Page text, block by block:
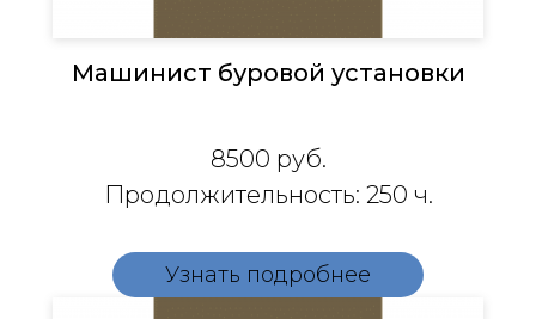
Машинист буровой установки
8500 руб.
Продолжительность: 250 ч.
Узнать подробнее